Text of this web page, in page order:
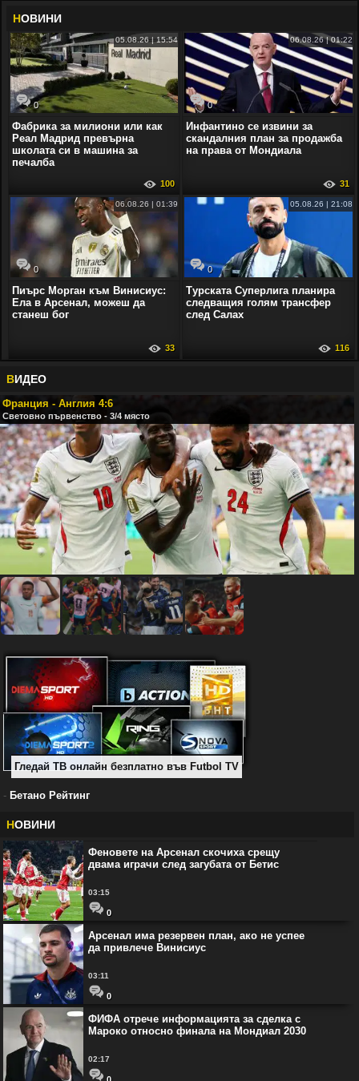
НОВИНИ
0
05.08.26 | 15:54
Фабрика за милиони или как
Реал Мадрид превърна
школата си в машина за
печалба
100
0
06.08.26 | 01:22
Инфантино се извини за
скандалния план за продажба
на права от Мондиала
31
0
06.08.26 | 01:39
Пиърс Морган към Винисиус:
Ела в Арсенал, можеш да
станеш бог
33
0
05.08.26 | 21:08
Турската Суперлига планира
следващия голям трансфер
след Салах
116
ВИДЕО
Франция - Англия 4:6
Световно първенство - 3/4 място
Гледай ТВ онлайн безплатно във Futbol TV
- Бетано Рейтинг
НОВИНИ
Феновете на Арсенал скочиха срещу
двама играчи след загубата от Бетис
03:15
0
Арсенал има резервен план, ако не успее
да привлече Винисиус
03:11
0
ФИФА отрече информацията за сделка с
Мароко относно финала на Мондиал 2030
02:17